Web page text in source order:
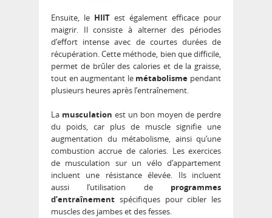
Ensuite, le HIIT est également efficace pour
maigrir. Il consiste à alterner des périodes
d’effort intense avec de courtes durées de
récupération. Cette méthode, bien que difficile,
permet de brûler des calories et de la graisse,
tout en augmentant le métabolisme pendant
plusieurs heures après l’entraînement.
La musculation est un bon moyen de perdre
du poids, car plus de muscle signifie une
augmentation du métabolisme, ainsi qu’une
combustion accrue de calories. Les exercices
de musculation sur un vélo d’appartement
incluent une résistance élevée. Ils incluent
aussi l’utilisation de programmes
d’entraînement spécifiques pour cibler les
muscles des jambes et des fesses.